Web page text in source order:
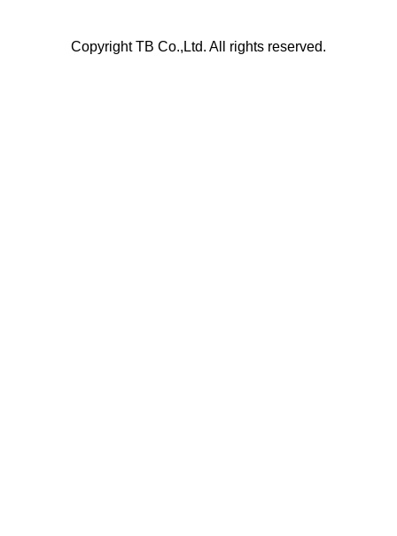
Copyright TB Co.,Ltd. All rights reserved.